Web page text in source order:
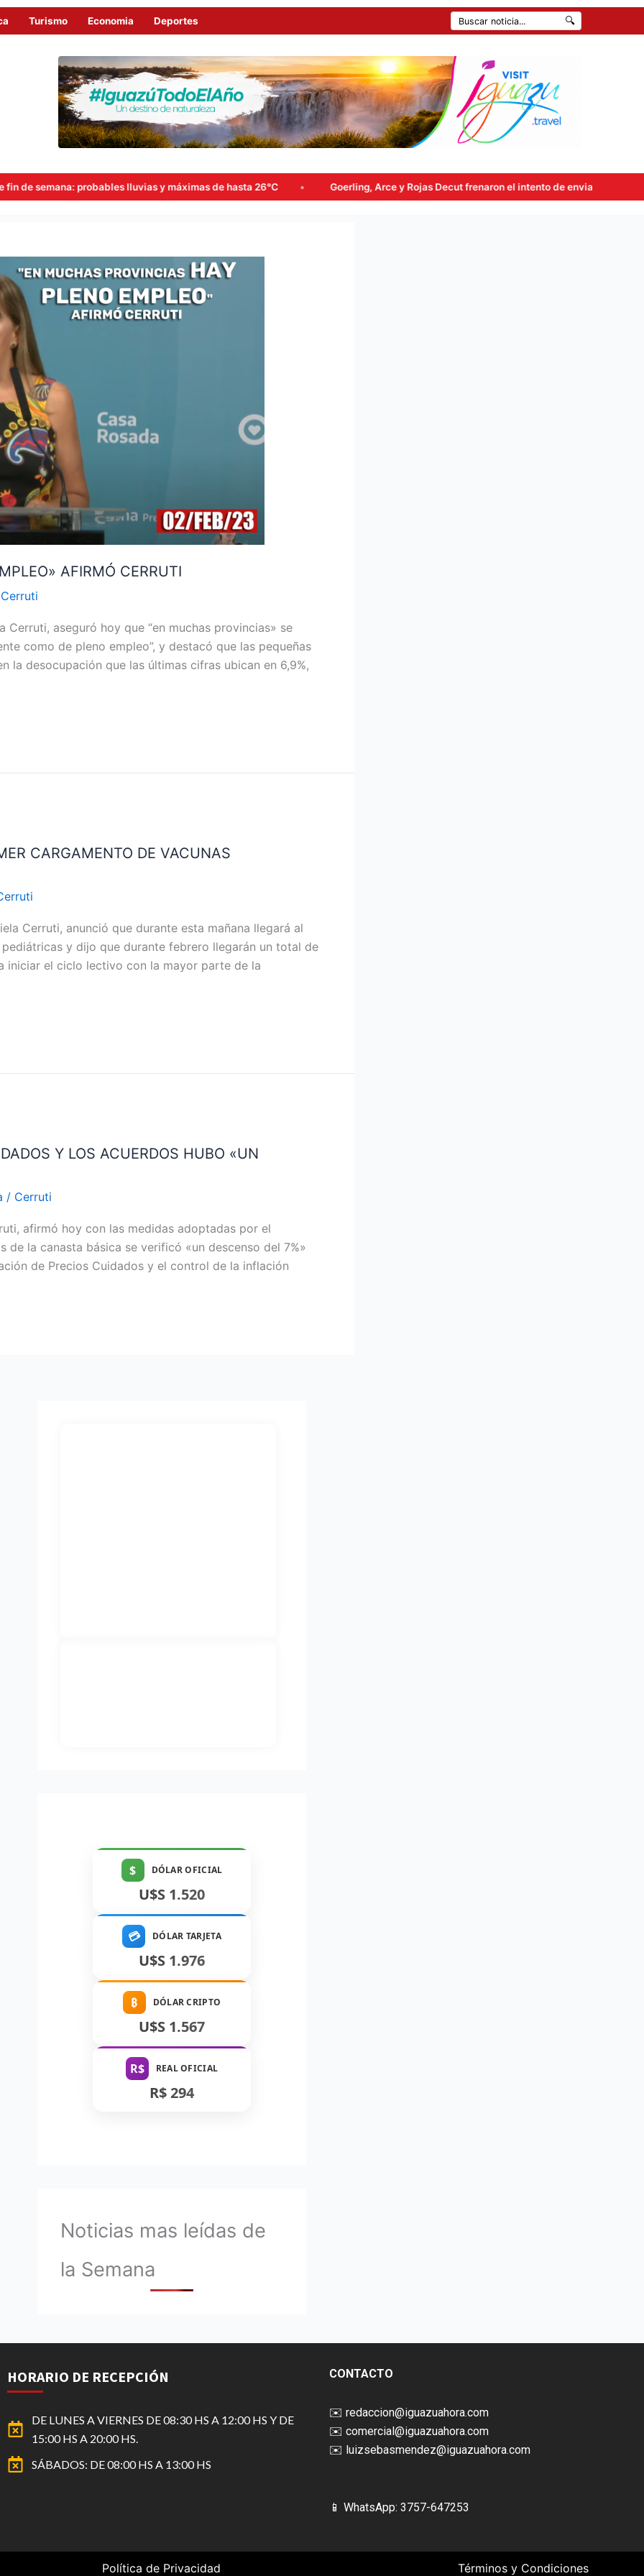
Turismo Economia Deportes 🔍
y máximas de hasta 26°C Goerling, Arce y Rojas Decut frenaron el intento de enviar a comisión la ley de propiedad privada
AFIRMÓ CERRUTI
Cerruti
Cerruti, aseguró hoy que “en muchas provincias» se
como de pleno empleo”, y destacó que las pequeñas
la desocupación que las últimas cifras ubican en 6,9%,
CARGAMENTO DE VACUNAS
Cerruti, anunció que durante esta mañana llegará al
y dijo que durante febrero llegarán un total de
iniciar el ciclo lectivo con la mayor parte de la
Y LOS ACUERDOS HUBO «UN
/ Cerruti
afirmó hoy con las medidas adoptadas por el
la canasta básica se verificó «un descenso del 7%»
de Precios Cuidados y el control de la inflación
$ DÓLAR OFICIAL
U$S 1.520
💳 DÓLAR TARJETA
U$S 1.976
₿ DÓLAR CRIPTO
U$S 1.567
R$ REAL OFICIAL
R$ 294
Noticias mas leídas de
la Semana
HORARIO DE RECEPCIÓN
DE LUNES A VIERNES DE 08:30 HS A 12:00 HS Y DE
15:00 HS A 20:00 HS.
SÁBADOS: DE 08:00 HS A 13:00 HS
CONTACTO
✉️ redaccion@iguazuahora.com
✉️ comercial@iguazuahora.com
✉️ luizsebasmendez@iguazuahora.com
📱 WhatsApp: 3757-647253
Política de Privacidad Términos y Condiciones